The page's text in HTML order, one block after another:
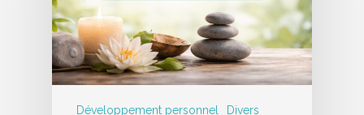
Développement personnel
Divers